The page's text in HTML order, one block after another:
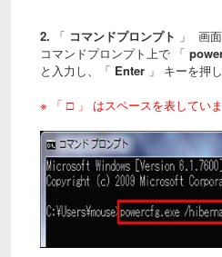
2. 「 コマンドプロンプト 」 画
コマンドプロンプト上で 「
と入力し、「 Enter 」 キーを押し
※
「 □ 」 はスペースを表していま